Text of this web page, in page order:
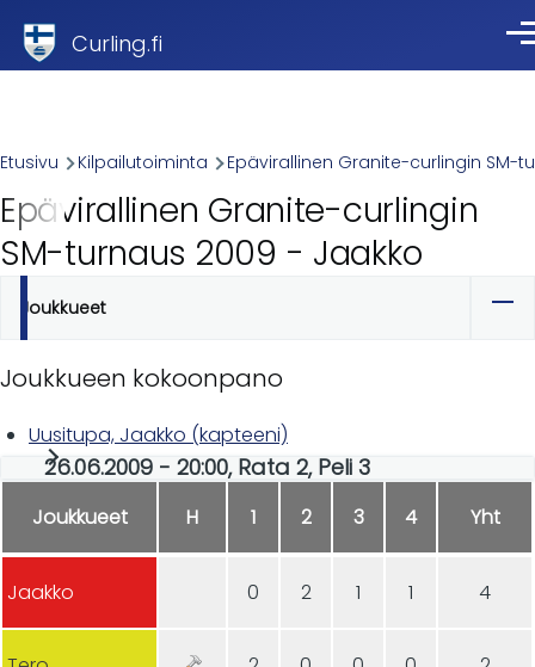
Curling.fi
Breadcrumb
Etusivu Kilpailutoiminta Epävirallinen Granite-curlingin SM-
Epävirallinen Granite-curlingin
SM-turnaus 2009 - Jaakko
Ensisijaiset
välilehdet
Joukkueet
Joukkueen kokoonpano
Uusitupa, Jaakko (kapteeni)
26.06.2009 - 20:00, Rata 2, Peli 3
Joukkueet H 1 2 3 4 Yht
Jaakko 0 2 1 1 4